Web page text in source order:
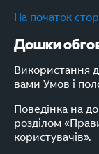
На початок
Дошки
Використання
вами Умов і
Поведінка на
розділом
користувачів».